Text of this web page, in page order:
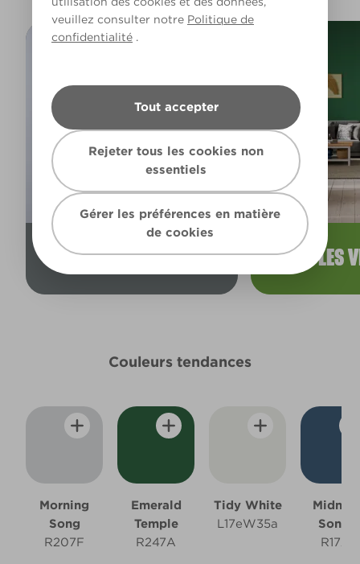
veuillez consulter notre Politique de
confidentialité .
Tout accepter
Rejeter tous les cookies non
essentiels
Gérer les préférences en matière
de cookies
LES GRIS LES
Couleurs tendances
Morning
Song
R207F
Emerald
Temple
R247A
Tidy White
L17eW35a
Sonata
R172A